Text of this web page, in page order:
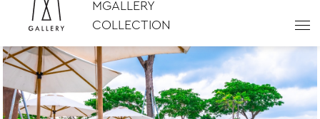
MGALLERY
COLLECTION